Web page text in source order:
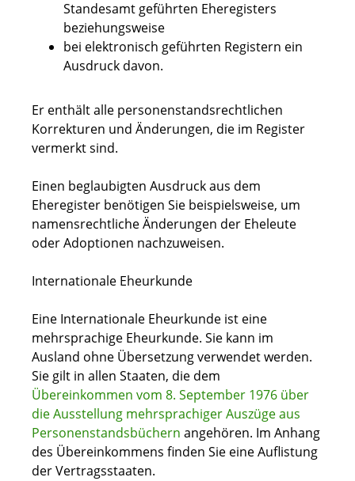
Standesamt geführten Eheregisters
beziehungsweise
bei elektronisch geführten Registern ein
Ausdruck davon.
Er enthält alle personenstandsrechtlichen
Korrekturen und Änderungen, die im Register
vermerkt sind.
Einen beglaubigten Ausdruck aus dem
Eheregister benötigen Sie beispielsweise, um
namensrechtliche Änderungen der Eheleute
oder Adoptionen nachzuweisen.
Internationale Eheurkunde
Eine Internationale Eheurkunde ist eine
mehrsprachige Eheurkunde. Sie kann im
Ausland ohne Übersetzung verwendet werden.
Sie gilt in allen Staaten, die dem
Übereinkommen vom 8. September 1976 über
die Ausstellung mehrsprachiger Auszüge aus
Personenstandsbüchern angehören. Im Anhang
des Übereinkommens finden Sie eine Auflistung
der Vertragsstaaten.